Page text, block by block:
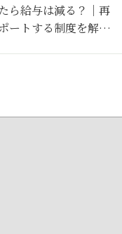
ら給与は減る？｜再
ートする制度を解説